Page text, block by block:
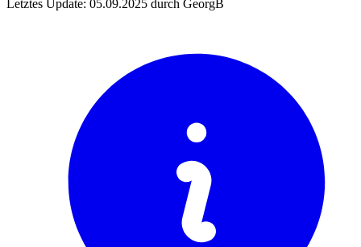
Letztes Update: 05.09.2025 durch GeorgB